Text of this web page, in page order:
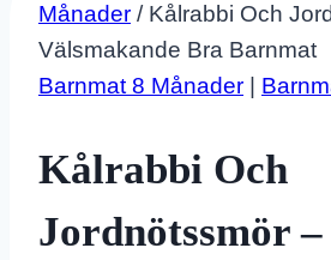
Månader / Kålrabbi Och
Välsmakande Bra Barnmat
Barnmat 8 Månader
Kålrabbi Och
Jordnötssmör –